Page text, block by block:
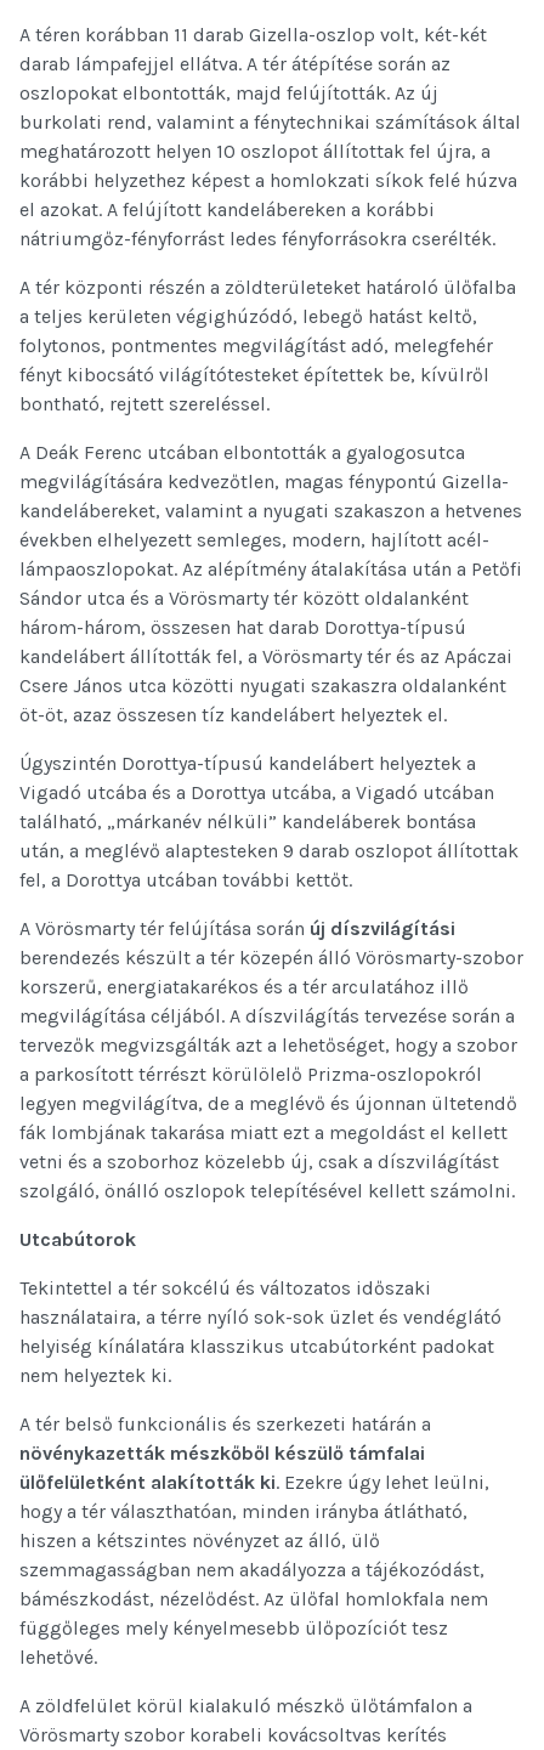
A téren korábban 11 darab Gizella-oszlop volt, két-két
darab lámpafejjel ellátva. A tér átépítése során az
oszlopokat elbontották, majd felújították. Az új
burkolati rend, valamint a fénytechnikai számítások által
meghatározott helyen 10 oszlopot állítottak fel újra, a
korábbi helyzethez képest a homlokzati síkok felé húzva
el azokat. A felújított kandelábereken a korábbi
nátriumgőz-fényforrást ledes fényforrásokra cserélték.
A tér központi részén a zöldterületeket határoló ülőfalba
a teljes kerületen végighúzódó, lebegő hatást keltő,
folytonos, pontmentes megvilágítást adó, melegfehér
fényt kibocsátó világítótesteket építettek be, kívülről
bontható, rejtett szereléssel.
A Deák Ferenc utcában elbontották a gyalogosutca
megvilágítására kedvezőtlen, magas fénypontú Gizella-
kandelábereket, valamint a nyugati szakaszon a hetvenes
években elhelyezett semleges, modern, hajlított acél-
lámpaoszlopokat. Az alépítmény átalakítása után a Petőfi
Sándor utca és a Vörösmarty tér között oldalanként
három-három, összesen hat darab Dorottya-típusú
kandelábert állították fel, a Vörösmarty tér és az Apáczai
Csere János utca közötti nyugati szakaszra oldalanként
öt-öt, azaz összesen tíz kandelábert helyeztek el.
Úgyszintén Dorottya-típusú kandelábert helyeztek a
Vigadó utcába és a Dorottya utcába, a Vigadó utcában
található, „márkanév nélküli” kandeláberek bontása
után, a meglévő alaptesteken 9 darab oszlopot állítottak
fel, a Dorottya utcában további kettőt.
A Vörösmarty tér felújítása során új díszvilágítási
berendezés készült a tér közepén álló Vörösmarty-szobor
korszerű, energiatakarékos és a tér arculatához illő
megvilágítása céljából. A díszvilágítás tervezése során a
tervezők megvizsgálták azt a lehetőséget, hogy a szobor
a parkosított térrészt körülölelő Prizma-oszlopokról
legyen megvilágítva, de a meglévő és újonnan ültetendő
fák lombjának takarása miatt ezt a megoldást el kellett
vetni és a szoborhoz közelebb új, csak a díszvilágítást
szolgáló, önálló oszlopok telepítésével kellett számolni.
Utcabútorok
Tekintettel a tér sokcélú és változatos időszaki
használataira, a térre nyíló sok-sok üzlet és vendéglátó
helyiség kínálatára klasszikus utcabútorként padokat
nem helyeztek ki.
A tér belső funkcionális és szerkezeti határán a
növénykazetták mészkőből készülő támfalai
ülőfelületként alakították ki. Ezekre úgy lehet leülni,
hogy a tér választhatóan, minden irányba átlátható,
hiszen a kétszintes növényzet az álló, ülő
szemmagasságban nem akadályozza a tájékozódást,
bámészkodást, nézelődést. Az ülőfal homlokfala nem
függőleges mely kényelmesebb ülőpozíciót tesz
lehetővé.
A zöldfelület körül kialakuló mészkő ülőtámfalon a
Vörösmarty szobor korabeli kovácsoltvas kerítés